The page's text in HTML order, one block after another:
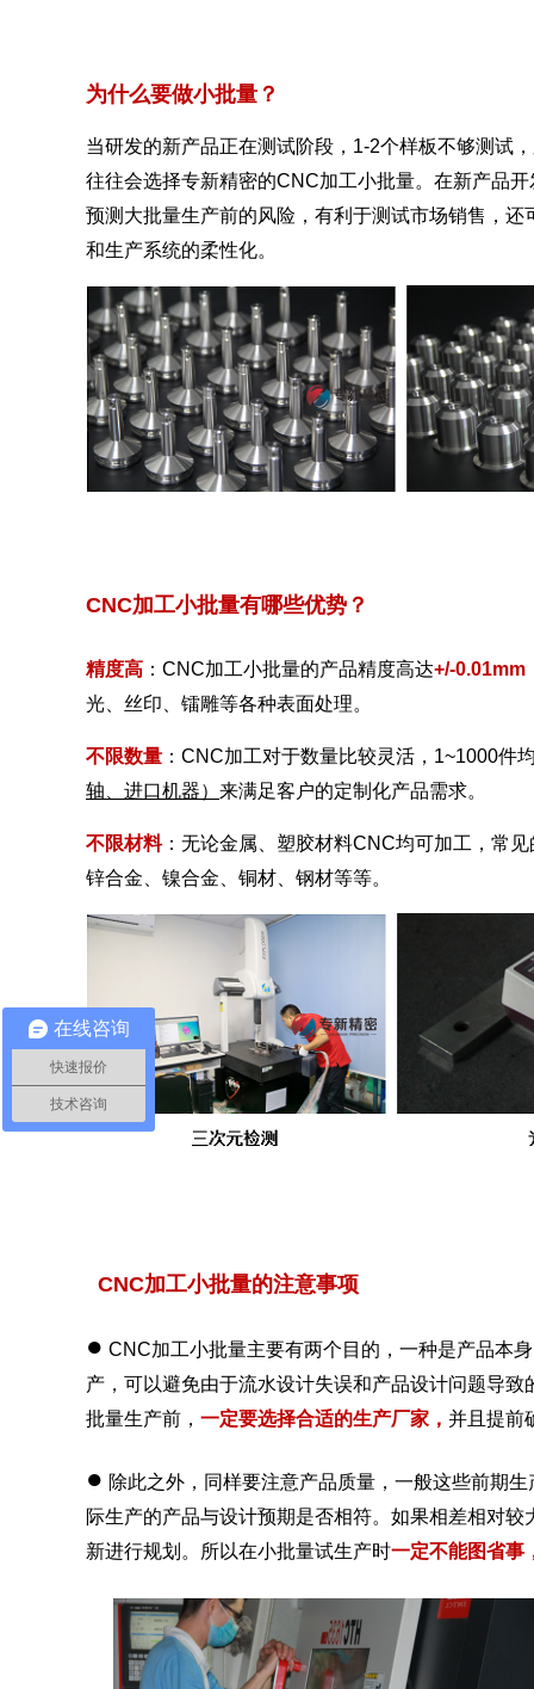
为什么要做小批量？
当研发的新产品正在测试阶段，1-2个样板不够测试
往往会选择专新精密的CNC加工小批量。在新产品
预测大批量生产前的风险，有利于测试市场销售，
和生产系统的柔性化。
CNC加工小批量有哪些优势？
精度高 ：CNC加工小批量的产品精度高达+/-0.01mm
光、丝印、镭雕等各种表面处理。
不限数量 ：CNC加工对于数量比较灵活，1~1000件
轴、进口机器） 来满足客户的定制化产品需求。
不限材料：无论金属、塑胶材料CNC均可加工，常
锌合金、镍合金、铜材、钢材等等。
CNC加工小批量的注意事项
● CNC加工小批量主要有两个目的，一种是产品本
产，可以避免由于流水设计失误和产品设计问题导
批量生产前， 一定要选择合适的生产厂家， 并且提前
● 除此之外，同样要注意产品质量，一般这些前期
际生产的产品与设计预期是否相符。如果相差相对
新进行规划。所以在小批量试生产时一定不能图省事
在线咨询
快速报价
技术咨询